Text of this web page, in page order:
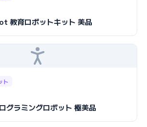
教育ロボットキット 美品
ト
ラミングロボット 極美品